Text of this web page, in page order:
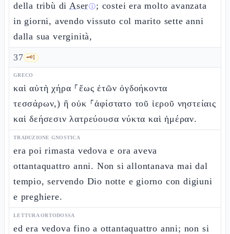
della tribù diAserⓘ; costei era molto avanzata
in giorni, avendo vissuto col marito sette anni
dalla sua verginità,
37 🗝️1
GRECO
καὶ αὐτὴ χήρα ⸀ἕως ἐτῶν ὀγδοήκοντα
τεσσάρων,) ἣ οὐκ ⸀ἀφίστατο τοῦ ἱεροῦ νηστείαις
καὶ δεήσεσιν λατρεύουσα νύκτα καὶ ἡμέραν.
TRADUZIONE GNOSTICA
era poi rimasta vedova e ora aveva
ottantaquattro anni. Non si allontanava mai dal
tempio, servendo Dio notte e giorno con digiuni
e preghiere.
LETTURA ORTODOSSA
ed era vedova fino a ottantaquattro anni; non si